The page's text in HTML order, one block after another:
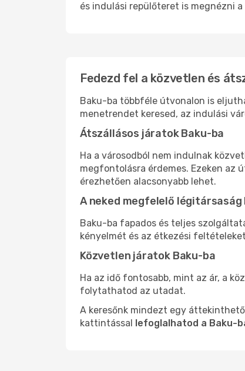
és indulási repülőteret is megnézni
Fedezd fel a közvetlen és
Baku-ba többféle útvonalon is
menetrendet keresed, az indulási
Átszállásos járatok Baku-ba
Ha a városodból nem indulnak
megfontolásra érdemes. Ezeken az
érezhetően alacsonyabb lehet.
A neked megfelelő
Baku-ba fapados és teljes
kényelmét és az étkezési
Közvetlen járatok Baku-ba
Ha az idő fontosabb, mint az ár, a
folytathatod az utadat.
A keresőnk mindezt egy
kattintással lefoglalhatod a Baku-